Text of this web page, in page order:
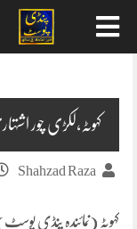
کہوٹہ،لکڑی چور
Shahzad Raza
کہوٹہ (نمائندہ پنڈی